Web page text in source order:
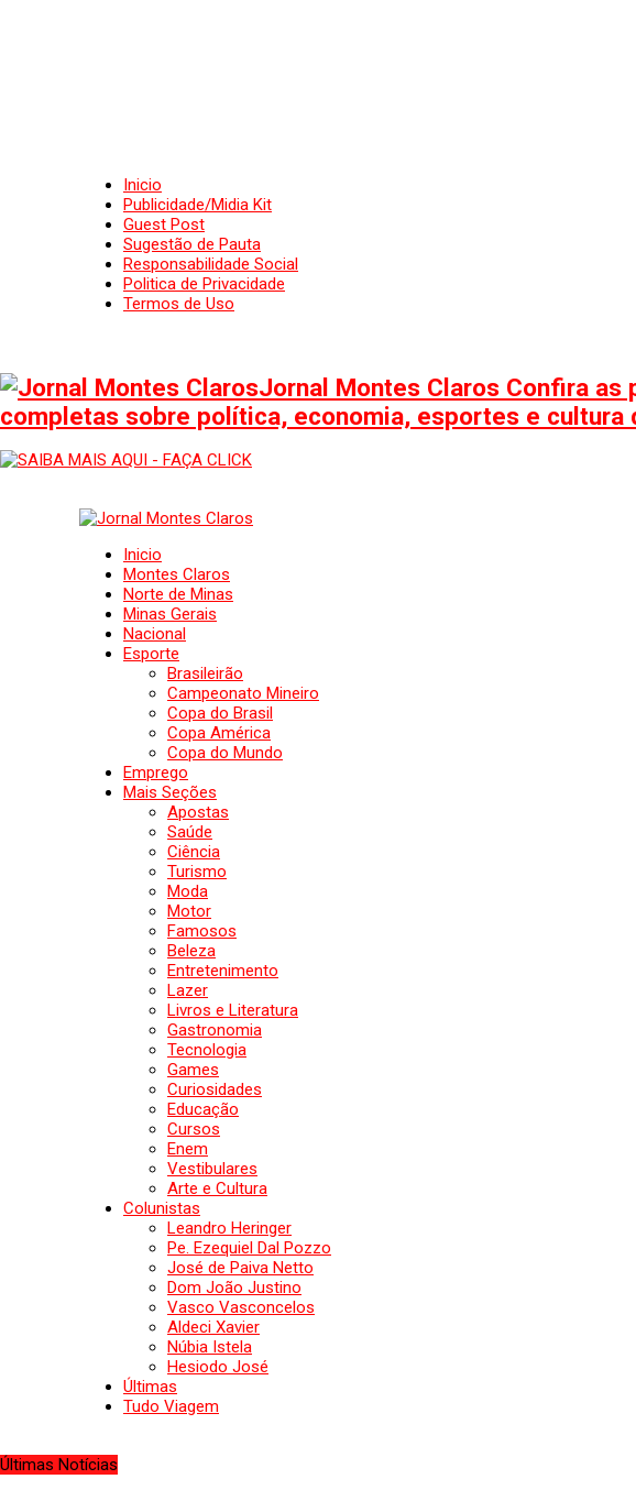
Inicio
Publicidade/Midia Kit
Guest Post
Sugestão de Pauta
Responsabilidade Social
Politica de Privacidade
Termos de Uso
Jornal Montes Claros Confira
completas sobre política, economia, esportes e cultura
Inicio
Montes Claros
Norte de Minas
Minas Gerais
Nacional
Esporte
Brasileirão
Campeonato Mineiro
Copa do Brasil
Copa América
Copa do Mundo
Emprego
Mais Seções
Apostas
Saúde
Ciência
Turismo
Moda
Motor
Famosos
Beleza
Entretenimento
Lazer
Livros e Literatura
Gastronomia
Tecnologia
Games
Curiosidades
Educação
Cursos
Enem
Vestibulares
Arte e Cultura
Colunistas
Leandro Heringer
Pe. Ezequiel Dal Pozzo
José de Paiva Netto
Dom João Justino
Vasco Vasconcelos
Aldeci Xavier
Núbia Istela
Hesiodo José
Últimas
Tudo Viagem
Últimas Notícias